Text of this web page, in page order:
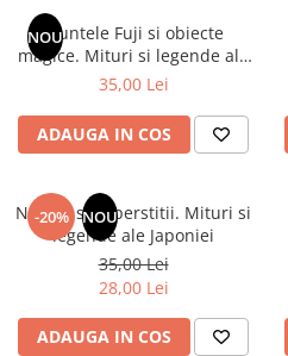
Audiobook
ReConnect
Crestinism
ScienceConnection
SelfConnect
SelfHealing
Vindecare Spirituala
Senzatii/Thriller
SF & Fantasy
Teatru
Teens Book Club
Instrumente si Truse Geometrie
Seturi scolare
Calculator
Consumabile & Accesorii
COLOREAZA CU PRIETENII
De colorat
Pot desena minunat
Carti educative
Copii 0-7 ani
Clubul Premiantilor
Super pitici 2-5 ani
Dezvoltare personala
Puzzle-uri
Puzzle
Puzzle 3D Lemn
NOUMuntele Fuji si obiecte
magice. Mituri si legende ale
Japoniei
35,00 Lei
ADAUGA IN COS
-20% NOU
Natura si superstitii. Mituri si
legende ale Japoniei
35,00 Lei
28,00 Lei
ADAUGA IN COS